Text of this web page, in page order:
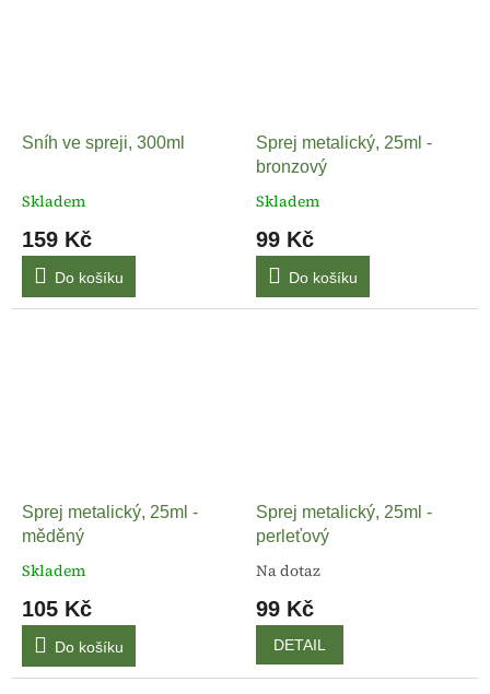
Sníh ve spreji, 300ml
Skladem
159 Kč
Do košíku
Sprej metalický, 25ml -
bronzový
Skladem
99 Kč
Do košíku
Sprej metalický, 25ml -
měděný
Skladem
105 Kč
Do košíku
Sprej metalický, 25ml -
perleťový
Na dotaz
99 Kč
DETAIL